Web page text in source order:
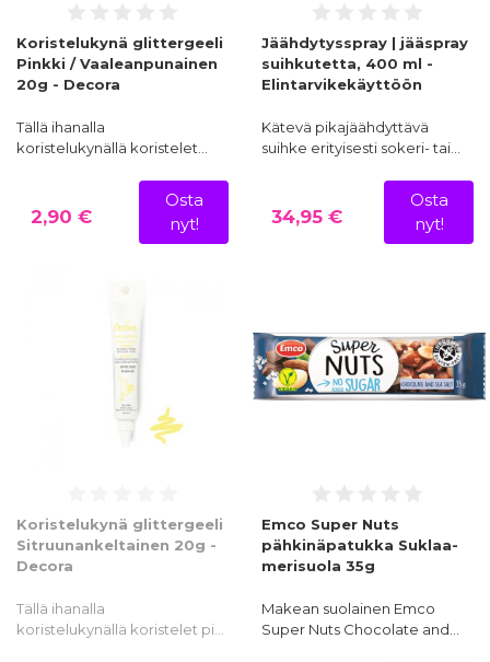
Koristelukynä glittergeeli
Pinkki / Vaaleanpunainen
20g - Decora
Tällä ihanalla
koristelukynällä koristelet…
2,90 €
Osta
nyt!
Jäähdytysspray | jääspray
suihkutetta, 400 ml -
Elintarvikekäyttöön
Kätevä pikajäähdyttävä
suihke erityisesti sokeri- tai…
34,95 €
Osta
nyt!
Koristelukynä glittergeeli
Sitruunankeltainen 20g -
Decora
Tällä ihanalla
koristelukynällä koristelet pi…
Emco Super Nuts
pähkinäpatukka Suklaa-
merisuola 35g
Makean suolainen Emco
Super Nuts Chocolate and…